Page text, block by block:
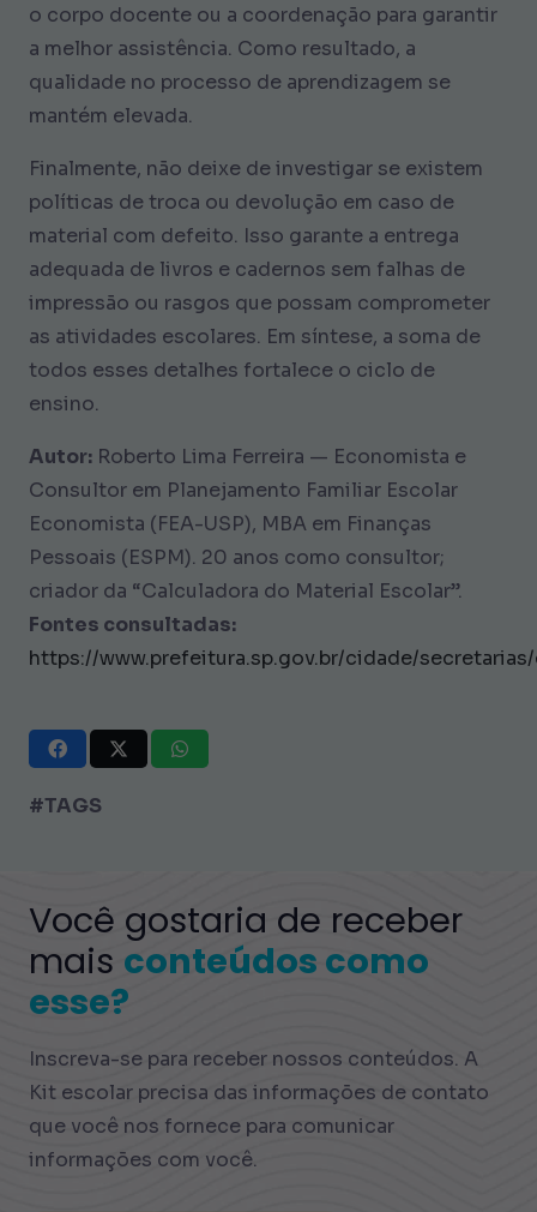
o corpo docente ou a coordenação para garantir
a melhor assistência. Como resultado, a
qualidade no processo de aprendizagem se
mantém elevada.
Finalmente, não deixe de investigar se existem
políticas de troca ou devolução em caso de
material com defeito. Isso garante a entrega
adequada de livros e cadernos sem falhas de
impressão ou rasgos que possam comprometer
as atividades escolares. Em síntese, a soma de
todos esses detalhes fortalece o ciclo de
ensino.
Autor: Roberto Lima Ferreira — Economista e
Consultor em Planejamento Familiar Escolar
Economista (FEA-USP), MBA em Finanças
Pessoais (ESPM). 20 anos como consultor;
criador da “Calculadora do Material Escolar”.
Fontes consultadas:
https://www.prefeitura.sp.gov.br/cidade/
#TAGS
Você gostaria de receber
mais conteúdos como
esse?
Inscreva-se para receber nossos conteúdos. A
Kit escolar precisa das informações de contato
que você nos fornece para comunicar
informações com você.